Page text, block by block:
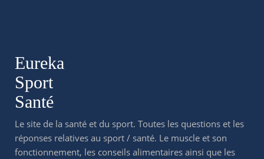
Eureka
Sport
Santé
Le site de la santé et du sport. Toutes les questions et les
réponses relatives au sport / santé. Le muscle et son
fonctionnement, les conseils alimentaires ainsi que les